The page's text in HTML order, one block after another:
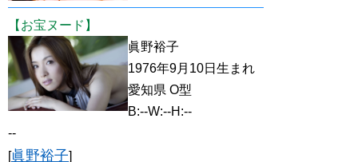
【お宝ヌード】
眞野裕子
1976年9月10日生まれ
愛知県 O型
B:--W:--H:--
--
[眞野裕子]